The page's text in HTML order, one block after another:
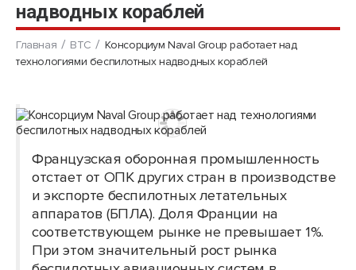
надводных кораблей
Главная ВТС
Консорциум Naval Group работает над
технологиями беспилотных надводных кораблей
Французская оборонная промышленность
отстает от ОПК других стран в производстве
и экспорте беспилотных летательных
аппаратов (БПЛА). Доля Франции на
соответствующем рынке не превышает 1%.
При этом значительный рост рынка